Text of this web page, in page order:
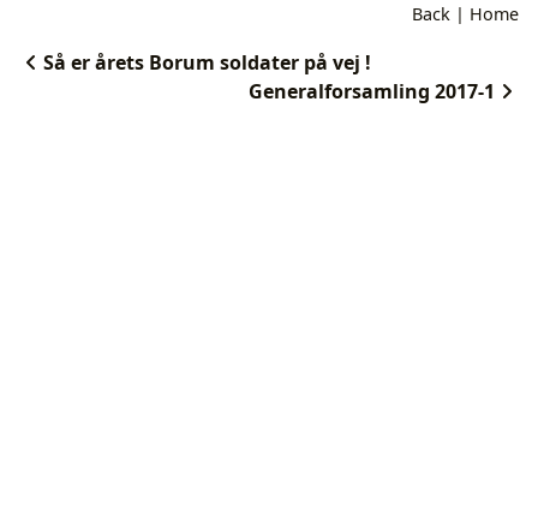
Back | Home
Så er årets Borum soldater på vej !
Generalforsamling 2017-1